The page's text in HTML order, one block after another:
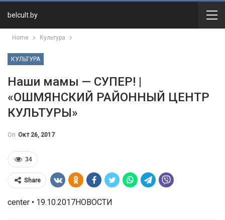
belcult.by
Home Культура
КУЛЬТУРА
Наши мамы — СУПЕР! |
«ОШМЯНСКИЙ РАЙОННЫЙ ЦЕНТР
КУЛЬТУРЫ»
On Окт 26, 2017
34
Share
center • 19.10.2017НОВОСТИ